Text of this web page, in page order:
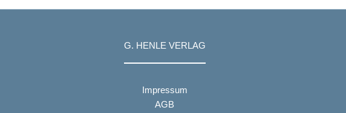
G. HENLE VERLAG
Impressum
AGB